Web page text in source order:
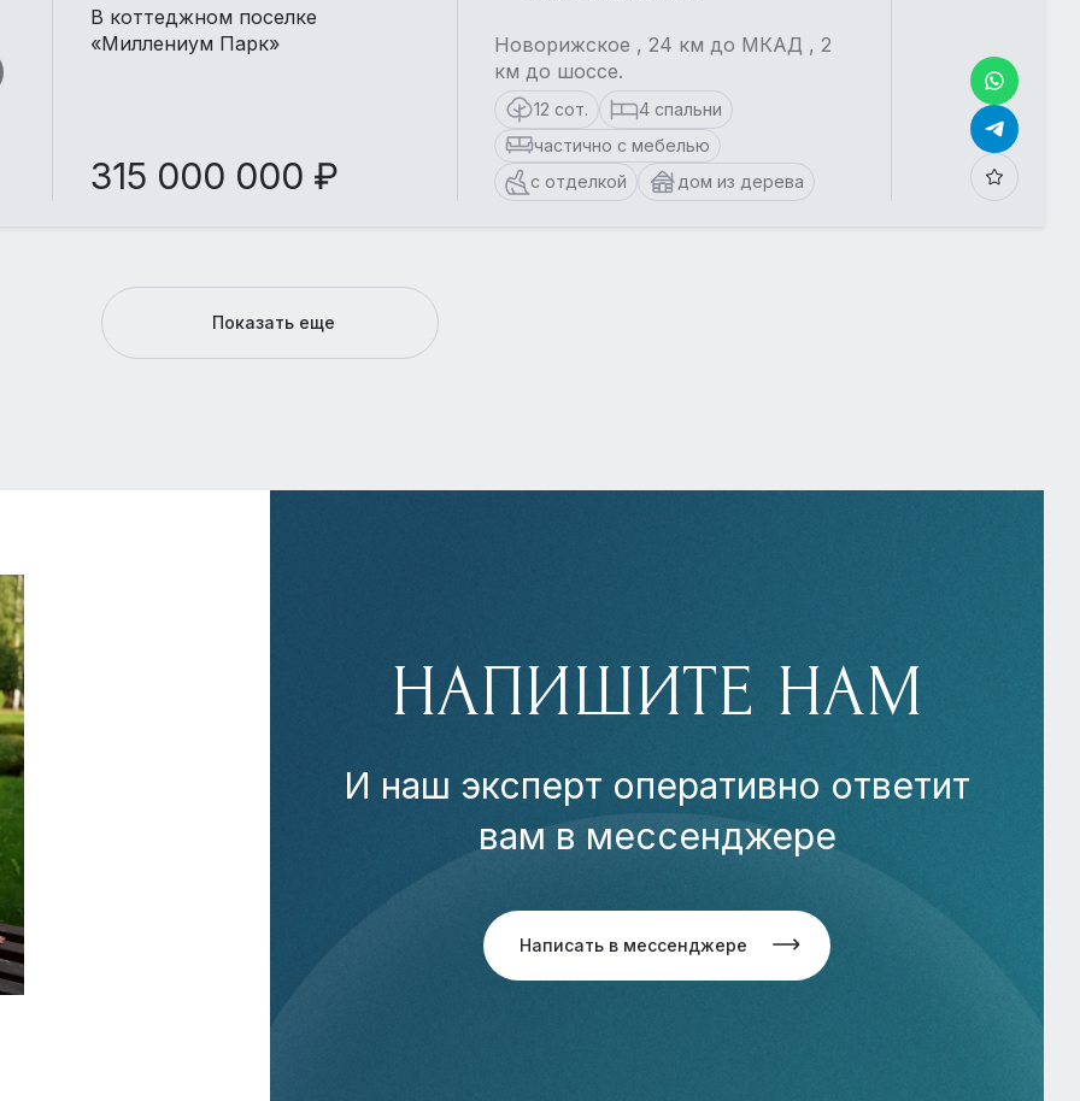
В коттеджном поселке
«Миллениум Парк»
315 000 000 ₽
Новорижское , 24 км до МКАД , 2
км до шоссе.
12 сот.
4 спальни
частично с мебелью
с отделкой
дом из дерева
Показать еще
НАПИШИТЕ НАМ
И наш эксперт оперативно ответит
вам в мессенджере
Написать в мессенджере